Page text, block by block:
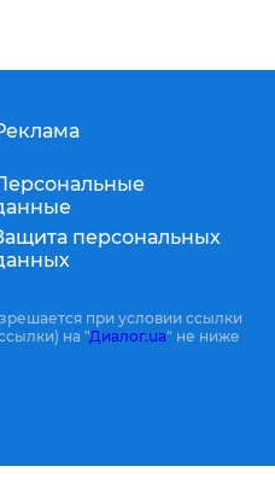
персональных
при условии ссылки
на "Диалог.ua" не ниже